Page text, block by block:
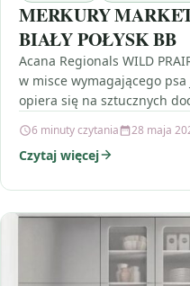
MERKURY
BIAŁY POŁYSK BB
Acana Regionals WILD
w misce wymagającego
opiera się na sztucznych
6 minuty czytania 28 maja
Czytaj więcej